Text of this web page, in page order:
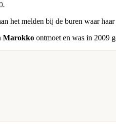
het melden bij de buren waar
Marokko ontmoet en was in 2009